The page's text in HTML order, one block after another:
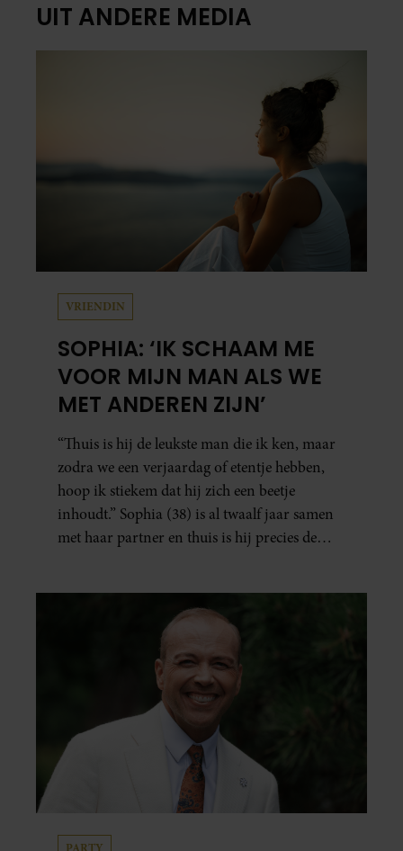
UIT ANDERE MEDIA
VRIENDIN
SOPHIA: ‘IK SCHAAM ME
VOOR MIJN MAN ALS WE
MET ANDEREN ZIJN’
“Thuis is hij de leukste man die ik ken, maar
zodra we een verjaardag of etentje hebben,
hoop ik stiekem dat hij zich een beetje
inhoudt.” Sophia (38) is al twaalf jaar samen
met haar partner en thuis is hij precies de
vaker schaamt zodra ze samen onder de